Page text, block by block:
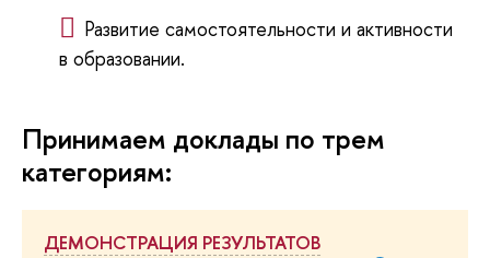
Развитие самостоятельности и активности
в образовании.
Принимаем доклады по трем
категориям:
ДЕМОНСТРАЦИЯ РЕЗУЛЬТАТОВ